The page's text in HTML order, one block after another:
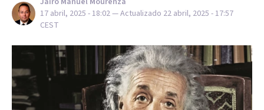
17 abril, 2025 - 18:02— Actualizado 22 abril, 2025 - 17:57
CEST